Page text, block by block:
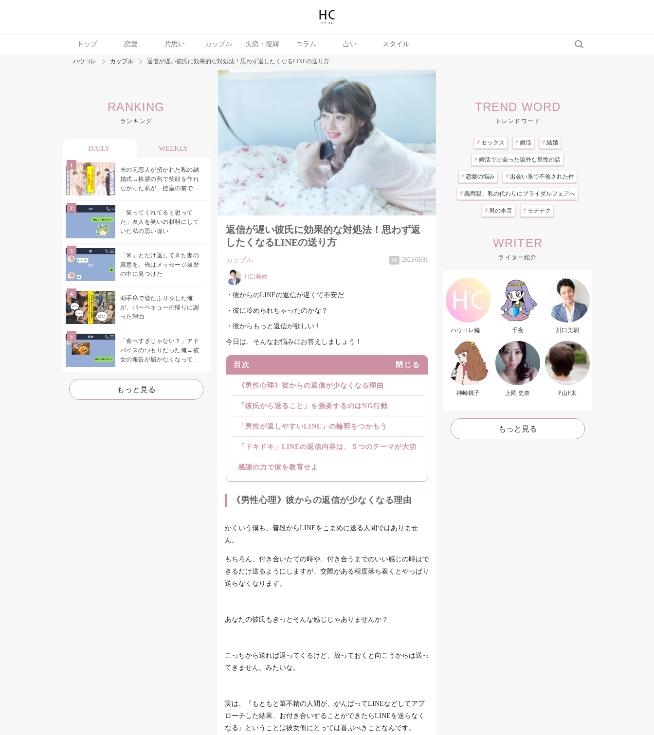
トップ 恋愛 片思い カップル 失恋・復縁 コラム 占い スタイル
トレンド ワード
長続き
ハウコレ カップル 返信が遅い彼氏に効果的な対処法！思わず返したくなるLINEの送り方
RANKING
ランキング
DAILY WEEKLY
夫の元恋人が招かれた私の結
婚式→挨拶の列で笑顔を作れ
なかった私が、控室の前で彼
「笑ってくれてると思って
た」友人を笑いの材料にして
いた私の思い違い
「米」とだけ返してきた妻の
真意を、俺はメッセージ履歴
の中に見つけた
助手席で寝たふりをした俺
が、バーベキューの帰りに謝
った理由
「食べすぎじゃない？」アド
バイスのつもりだった俺→彼
女の報告が届かなくなって、
た
もっと見る
返信が遅い彼氏に効果的な対処法！思わず返
したくなるLINEの送り方
カップル PR 2021/03/31
川口美樹
・彼からのLINEの返信が遅くて不安だ
・彼に冷められちゃったのかな？
・彼からもっと返信が欲しい！
今日は、そんなお悩みにお答えしましょう！
目次 閉じる
《男性心理》彼からの返信が少なくなる理由
「彼氏から送ること」を強要するのはNG行動
「男性が返しやすいLINE」の輪郭をつかもう
「ドキドキ」LINEの返信内容は、５つのテーマが大切
感謝の力で彼を教育せよ
《男性心理》彼からの返信が少なくなる理由
かくいう僕も、普段からLINEをこまめに送る人間ではありませ
ん。
もちろん、付き合いたての時や、付き合うまでのいい感じの時はで
きるだけ送るようにしますが、交際がある程度落ち着くとやっぱり
送らなくなります。
あなたの彼氏もきっとそんな感じじゃありませんか？
こっちから送れば返ってくるけど、放っておくと向こうからは送っ
てきません、みたいな。
実は、『もともと筆不精の人間が、がんばってLINEなどしてアプ
ローチした結果、お付き合いすることができたらLINEを送らなく
なる』ということは彼女側にとっては喜ぶべきことなんです。
TREND WORD
トレンドワード
# セックス # 婚活 # 結婚
# 婚活で出会った論外な男性の話
# 恋愛の悩み # 出会い系で不倫された件
# 義両親、私の代わりにブライダルフェアへ
# 男の本音 # モテテク
WRITER
ライター紹介
ハウコレ編集
千夜 川口美樹
神崎桃子 上岡 史奈 P山P太
もっと見る